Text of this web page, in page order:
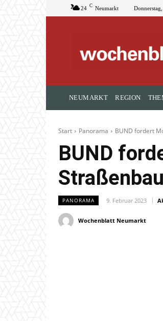
24 C Neumarkt
NEUMARKT REGION
Start Panorama BUND fordert
BUND
PANORAMA 9. Februar 2023
Wochenblatt Neumarkt